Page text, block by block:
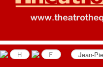
LES TEXTES
LES ANNONCES